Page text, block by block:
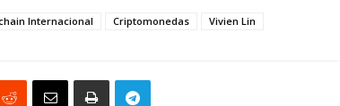
Internacional Criptomonedas Vivien Lin